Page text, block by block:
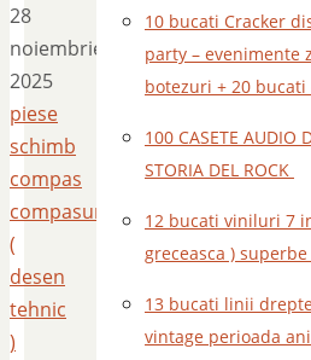
28
noiembrie
2025
piese
schimb
compas
compasuri
(
desen
tehnic
)
10 bucati Cracker
party – evenimente
botezuri + 20 bucati
100 CASETE AUDIO
STORIA DEL ROCK
12 bucati viniluri 7
greceasca )
13 bucati linii
vintage perioada